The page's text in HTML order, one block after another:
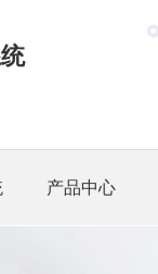
产品中心